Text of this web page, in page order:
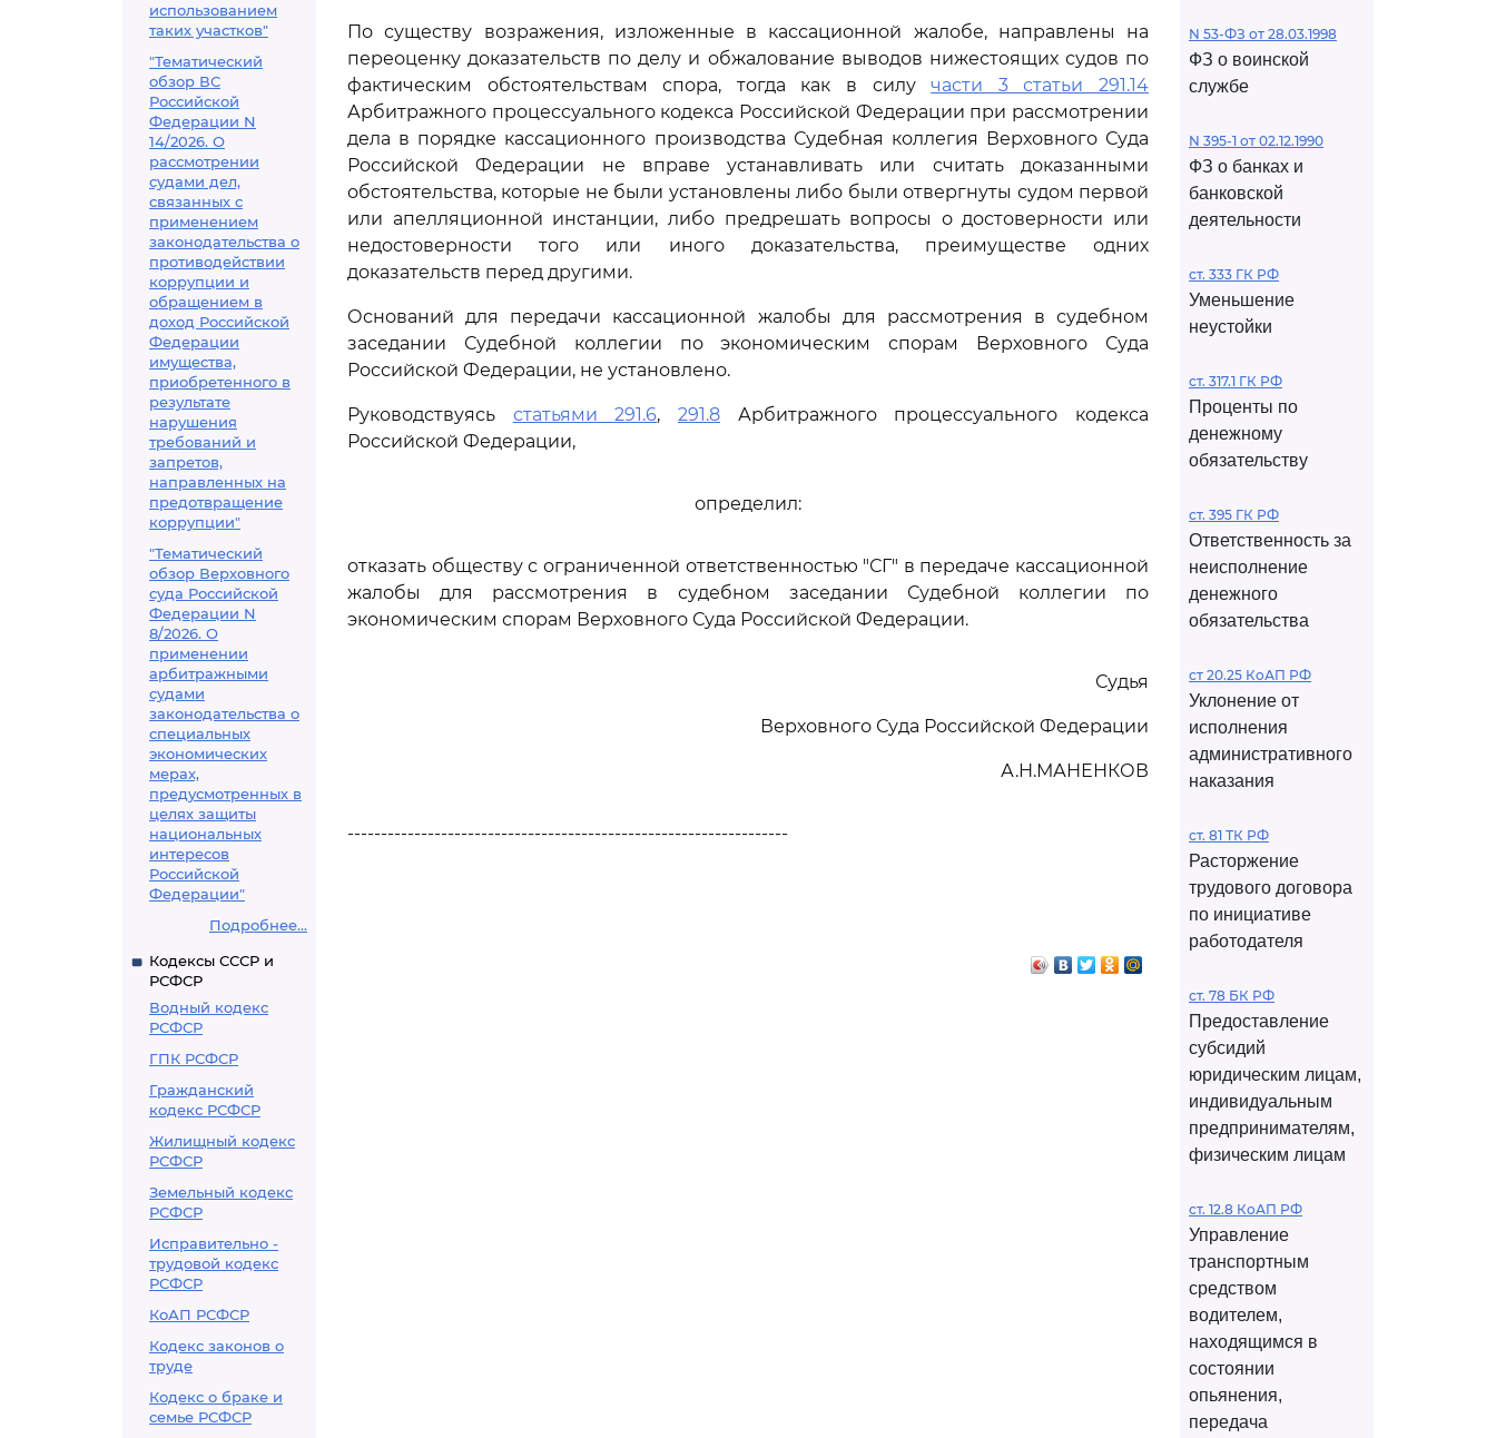
использованием
таких участков"
"Тематический
обзор ВС
Российской
Федерации N
14/2026. О
рассмотрении
судами дел,
связанных с
применением
законодательства о
противодействии
коррупции и
обращением в
доход Российской
Федерации
имущества,
приобретенного в
результате
нарушения
требований и
запретов,
направленных на
предотвращение
коррупции"
"Тематический
обзор Верховного
суда Российской
Федерации N
8/2026. О
применении
арбитражными
судами
законодательства о
специальных
экономических
мерах,
предусмотренных в
целях защиты
национальных
интересов
Российской
Федерации"
Подробнее...
Кодексы СССР и
РСФСР
Водный кодекс
РСФСР
ГПК РСФСР
Гражданский
кодекс РСФСР
Жилищный кодекс
РСФСР
Земельный кодекс
РСФСР
Исправительно -
трудовой кодекс
РСФСР
КоАП РСФСР
Кодекс законов о
труде
Кодекс о браке и
семье РСФСР
По существу возражения, изложенные в кассационной жалобе, направлены на
переоценку доказательств по делу и обжалование выводов нижестоящих судов по
фактическим обстоятельствам спора, тогда как в силучасти 3 статьи 291.14
Арбитражного процессуального кодекса Российской Федерации при рассмотрении
дела в порядке кассационного производства Судебная коллегия Верховного Суда
Российской Федерации не вправе устанавливать или считать доказанными
обстоятельства, которые не были установлены либо были отвергнуты судом первой
или апелляционной инстанции, либо предрешать вопросы о достоверности или
недостоверности того или иного доказательства, преимуществе одних
доказательств перед другими.
Оснований для передачи кассационной жалобы для рассмотрения в судебном
заседании Судебной коллегии по экономическим спорам Верховного Суда
Российской Федерации, не установлено.
Руководствуясь статьями 291.6,291.8 Арбитражного процессуального кодекса
Российской Федерации,
определил:
отказать обществу с ограниченной ответственностью "СГ" в передаче кассационной
жалобы для рассмотрения в судебном заседании Судебной коллегии по
экономическим спорам Верховного Суда Российской Федерации.
Судья
Верховного Суда Российской Федерации
А.Н.МАНЕНКОВ
------------------------------------------------------------------
N 53-ФЗ от 28.03.1998
ФЗ о воинской
службе
N 395-1 от 02.12.1990
ФЗ о банках и
банковской
деятельности
ст. 333 ГК РФ
Уменьшение
неустойки
ст. 317.1 ГК РФ
Проценты по
денежному
обязательству
ст. 395 ГК РФ
Ответственность за
неисполнение
денежного
обязательства
ст 20.25 КоАП РФ
Уклонение от
исполнения
административного
наказания
ст. 81 ТК РФ
Расторжение
трудового договора
по инициативе
работодателя
ст. 78 БК РФ
Предоставление
субсидий
юридическим лицам,
индивидуальным
предпринимателям,
физическим лицам
ст. 12.8 КоАП РФ
Управление
транспортным
средством
водителем,
находящимся в
состоянии
опьянения,
передача